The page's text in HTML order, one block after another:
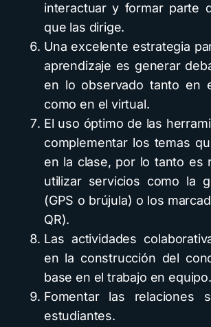
interactuar y formar parte
que las dirige.
Una excelente estrategia
aprendizaje es generar
en lo observado tanto en
como en el virtual.
El uso óptimo de las
complementar los temas
en la clase, por lo tanto es
utilizar servicios como la
(GPS o brújula) o los
QR).
Las actividades
en la construcción del
base en el trabajo en equipo.
Fomentar las relaciones
estudiantes.